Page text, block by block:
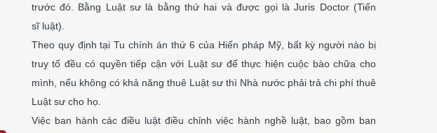
trước đó. Bằng Luật sư là bằng thứ hai và được gọi là Juris Doctor (Tiến
sĩ luật).
Theo quy định tại Tu chính án thứ 6 của Hiến pháp Mỹ, bất kỳ người nào bị
truy tố đều có quyền tiếp cận với Luật sư để thực hiện cuộc bào chữa cho
mình, nếu không có khả năng thuê Luật sư thì Nhà nước phải trả chi phí thuê
Luật sư cho họ.
Việc ban hành các điều luật điều chỉnh việc hành nghề luật, bao gồm ban